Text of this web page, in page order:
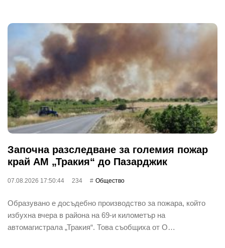
Започна разследване за големия пожар
край АМ „Тракия“ до Пазарджик
07.08.2026 17:50:44 234 Общество
Образувано е досъдебно производство за пожара, който
избухна вчера в района на 69-и километър на
автомагистрала „Тракия“. Това съобщиха от О…